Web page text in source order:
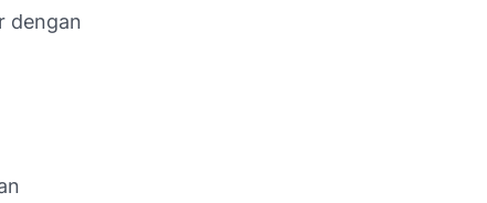
dengan